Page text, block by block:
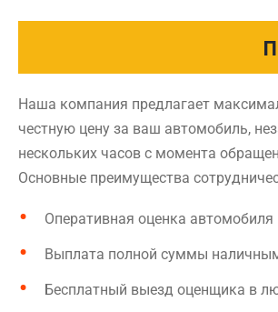
Наша компания предлагает
честную цену за ваш автомобиль,
нескольких часов с момента
Основные преимущества
Оперативная оценка
Выплата полной суммы
Бесплатный выезд оценщика в